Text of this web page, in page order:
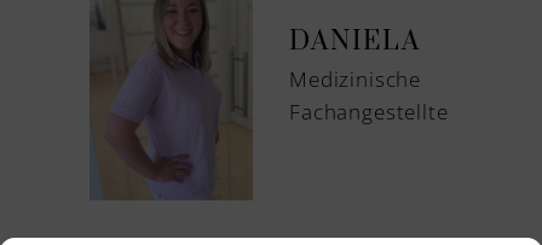
DANIELA
Medizinische
Fachangestellte